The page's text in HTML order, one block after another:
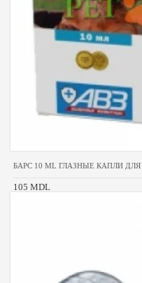
БАРС 10 ML ГЛАЗНЫЕ КАПЛИ
105 MDL